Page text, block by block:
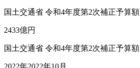
国土交通省 令和4年度第2次補正予算額
2433億円
国土交通省 令和4年度第2次補正予算額
2022年2022年10月